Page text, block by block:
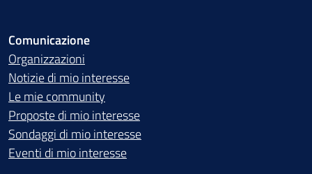
Comunicazione
Organizzazioni
Notizie di mio interesse
Le mie community
Proposte di mio interesse
Sondaggi di mio interesse
Eventi di mio interesse